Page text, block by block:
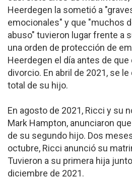
Heerdegen la sometió a
emocionales" y que "muchos
abuso" tuvieron lugar frente a
una orden de protección de
Heerdegen el día antes de que
divorcio. En abril de 2021, se
total de su hijo.
En agosto de 2021, Ricci y su
Mark Hampton, anunciaron
de su segundo hijo. Dos
octubre, Ricci anunció su
Tuvieron a su primera hija
diciembre de 2021.